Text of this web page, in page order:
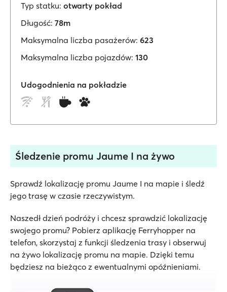
Typ statku: otwarty pokład
Długość: 78m
Maksymalna liczba pasażerów: 623
Maksymalna liczba pojazdów: 130
Udogodnienia na pokładzie
Śledzenie promu Jaume I na żywo
Sprawdź lokalizację promu Jaume I na mapie i śledź
jego trasę w czasie rzeczywistym.
Naszedł dzień podróży i chcesz sprawdzić lokalizację
swojego promu? Pobierz aplikację Ferryhopper na
telefon, skorzystaj z funkcji śledzenia trasy i obserwuj
na żywo lokalizację promu na mapie. Dzięki temu
będziesz na bieżąco z ewentualnymi opóźnieniami.